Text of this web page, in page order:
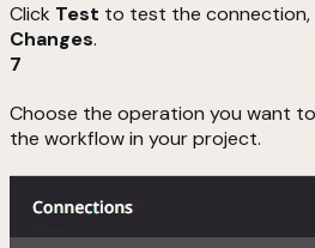
Click Test to test the connection,
Changes.
7
Choose the operation you want
the workflow in your project.